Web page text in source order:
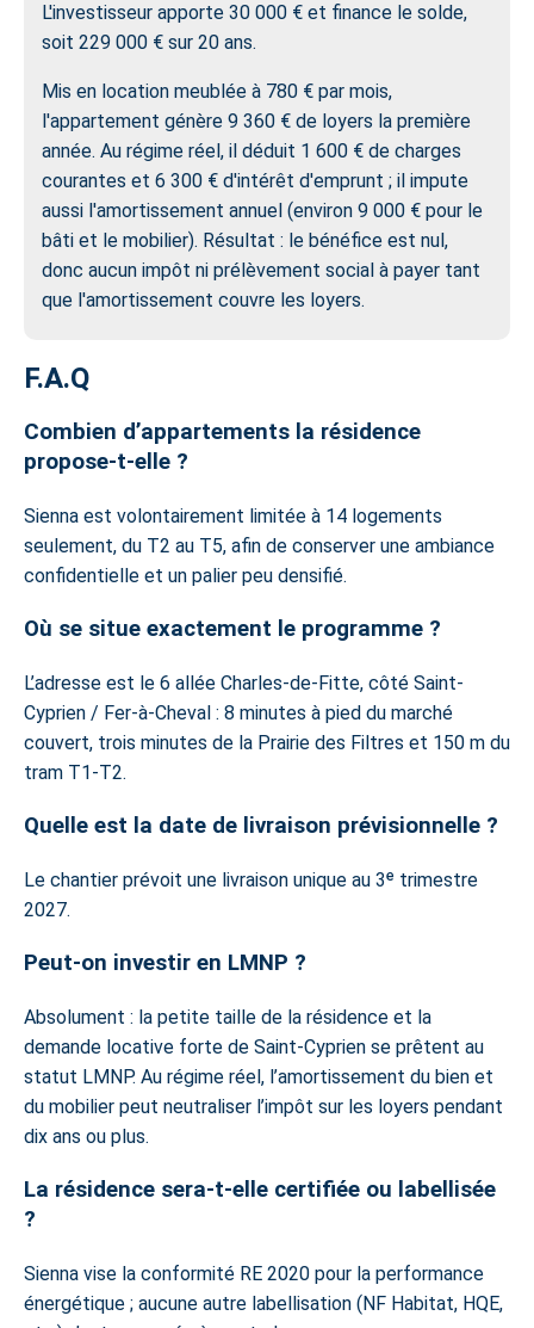
L'investisseur apporte 30 000 € et finance le solde,
soit 229 000 € sur 20 ans.
Mis en location meublée à 780 € par mois,
l'appartement génère 9 360 € de loyers la première
année. Au régime réel, il déduit 1 600 € de charges
courantes et 6 300 € d'intérêt d'emprunt ; il impute
aussi l'amortissement annuel (environ 9 000 € pour le
bâti et le mobilier). Résultat : le bénéfice est nul,
donc aucun impôt ni prélèvement social à payer tant
que l'amortissement couvre les loyers.
F.A.Q
Combien d’appartements la résidence
propose-t-elle ?
Sienna est volontairement limitée à 14 logements
seulement, du T2 au T5, afin de conserver une ambiance
confidentielle et un palier peu densifié.
Où se situe exactement le programme ?
L’adresse est le 6 allée Charles-de-Fitte, côté Saint-
Cyprien / Fer-à-Cheval : 8 minutes à pied du marché
couvert, trois minutes de la Prairie des Filtres et 150 m du
tram T1-T2.
Quelle est la date de livraison prévisionnelle ?
Le chantier prévoit une livraison unique au 3ᵉ trimestre
2027.
Peut-on investir en LMNP ?
Absolument : la petite taille de la résidence et la
demande locative forte de Saint-Cyprien se prêtent au
statut LMNP. Au régime réel, l’amortissement du bien et
du mobilier peut neutraliser l’impôt sur les loyers pendant
dix ans ou plus.
La résidence sera-t-elle certifiée ou labellisée
?
Sienna vise la conformité RE 2020 pour la performance
énergétique ; aucune autre labellisation (NF Habitat, HQE,